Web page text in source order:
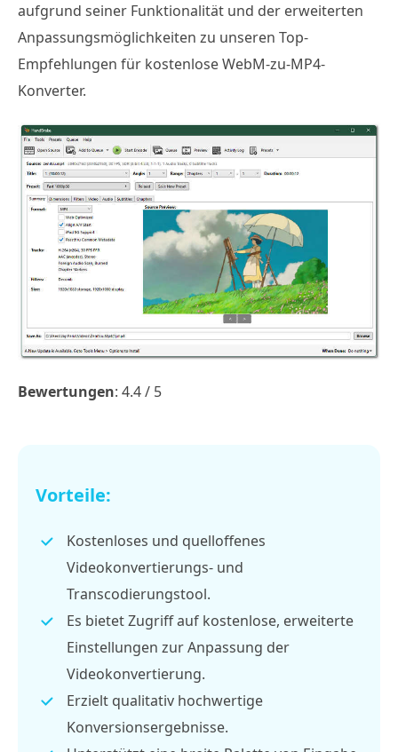
aufgrund seiner Funktionalität und der erweiterten
Anpassungsmöglichkeiten zu unseren Top-
Empfehlungen für kostenlose WebM-zu-MP4-
Konverter.
Bewertungen: 4.4 / 5
Vorteile:
Kostenloses und quelloffenes
Videokonvertierungs- und
Transcodierungstool.
Es bietet Zugriff auf kostenlose, erweiterte
Einstellungen zur Anpassung der
Videokonvertierung.
Erzielt qualitativ hochwertige
Konversionsergebnisse.